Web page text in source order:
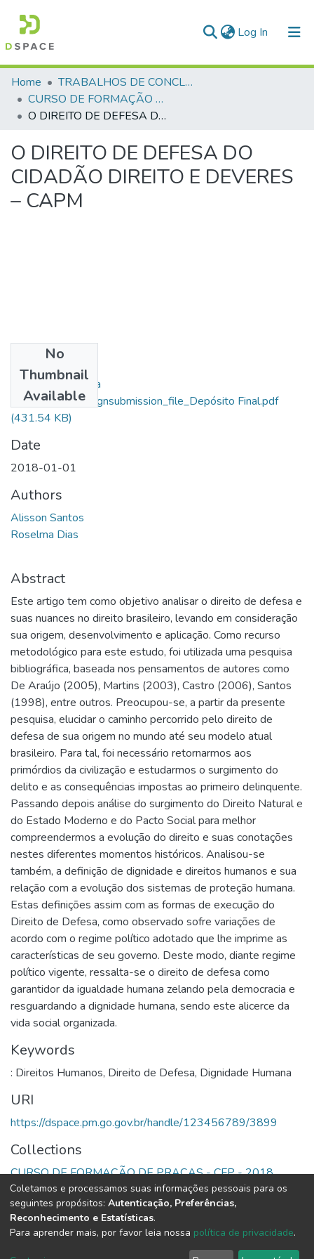
Log In (current)
Communities & Collections
All of DSpace
Home
TRABALHOS DE CONCLUSÃO DE CURSO - CFP (CURSO DE FORMAÇÃO DE PRAÇAS)
CURSO DE FORMAÇÃO DE PRAÇAS - CFP - 2018
O DIREITO DE DEFESA DO CIDADÃO DIREITO E DEVERES – CAPM
O DIREITO DE DEFESA DO
CIDADÃO DIREITO E DEVERES
– CAPM
No
Thumbnail
Available
Alisson Santos Da
Cruz_10531_assignsubmission_file_Depósito Final.pdf
(431.54 KB)
Date
2018-01-01
Authors
Alisson Santos
Roselma Dias
Abstract
Este artigo tem como objetivo analisar o direito de defesa e
suas nuances no direito brasileiro, levando em consideração
sua origem, desenvolvimento e aplicação. Como recurso
metodológico para este estudo, foi utilizada uma pesquisa
bibliográfica, baseada nos pensamentos de autores como
De Araújo (2005), Martins (2003), Castro (2006), Santos
(1998), entre outros. Preocupou-se, a partir da presente
pesquisa, elucidar o caminho percorrido pelo direito de
defesa de sua origem no mundo até seu modelo atual
brasileiro. Para tal, foi necessário retornarmos aos
primórdios da civilização e estudarmos o surgimento do
delito e as consequências impostas ao primeiro delinquente.
Passando depois análise do surgimento do Direito Natural e
do Estado Moderno e do Pacto Social para melhor
compreendermos a evolução do direito e suas conotações
nestes diferentes momentos históricos. Analisou-se
também, a definição de dignidade e direitos humanos e sua
relação com a evolução dos sistemas de proteção humana.
Estas definições assim com as formas de execução do
Direito de Defesa, como observado sofre variações de
acordo com o regime político adotado que lhe imprime as
características de seu governo. Deste modo, diante regime
político vigente, ressalta-se o direito de defesa como
garantidor da igualdade humana zelando pela democracia e
resguardando a dignidade humana, sendo este alicerce da
vida social organizada.
Keywords
: Direitos Humanos, Direito de Defesa, Dignidade Humana
URI
https://dspace.pm.go.gov.br/handle/123456789/3899
Collections
CURSO DE FORMAÇÃO DE PRAÇAS - CFP - 2018
Full item page
DSpace software copyright © 2002-2026 LYRASIS
Coletamos e processamos suas informações pessoais para os
seguintes propósitos: Autenticação, Preferências,
Reconhecimento e Estatísticas.
Para aprender mais, por favor leia nossa política de privacidade.